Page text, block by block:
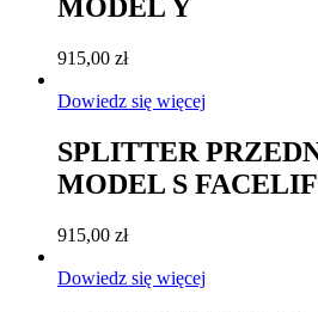
MODEL Y
915,00 zł
Dowiedz się więcej
SPLITTER
MODEL S
915,00 zł
Dowiedz się więcej